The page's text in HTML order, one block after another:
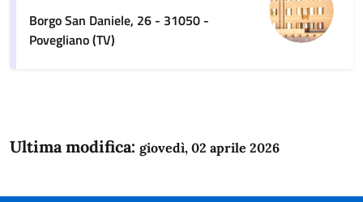
Borgo San Daniele, 26 - 31050 -
Povegliano (TV)
Ultima modifica: giovedì, 02 aprile 2026